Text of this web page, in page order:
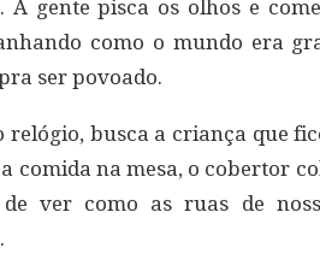
A gente pisca os olhos e
como o mundo era
ser povoado.
relógio, busca a criança que
comida na mesa, o cobertor
ver como as ruas de